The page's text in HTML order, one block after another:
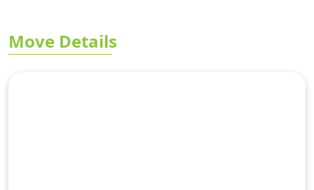
Move Details